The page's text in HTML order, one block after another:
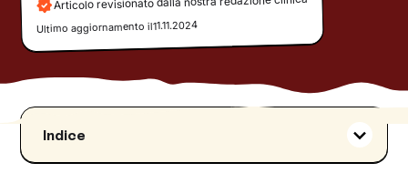
Ultimo aggiornamento il11.11.2024
Indice
Il manager empatico: l’identikit della nuova